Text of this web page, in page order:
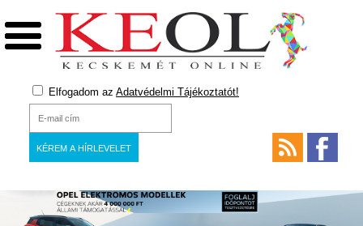
Elfogadom az Adatvédelmi Tájékoztatót!